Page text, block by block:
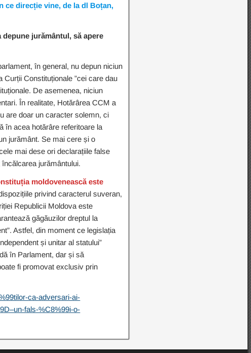
ce direcție vine, de la dl Boțan,
jurământul, să apere
în general, nu depun niciun
Constituționale ”cei care dau
De asemenea, niciun
În realitate, Hotărârea CCM a
are doar un caracter solemn, ci
în acea hotărâre referitoare la
jurământ. Se mai cere și o
mai dese ori declarațiile false
jurământului.
moldovenească este
privind caracterul suveran,
Republicii Moldova este
găgăuzilor dreptul la
Astfel, din moment ce legislația
și unitar al statului”
în Parlament, dar și să
fi promovat exclusiv prin
ca-adversari-ai-
fals-%C8%99i-o-